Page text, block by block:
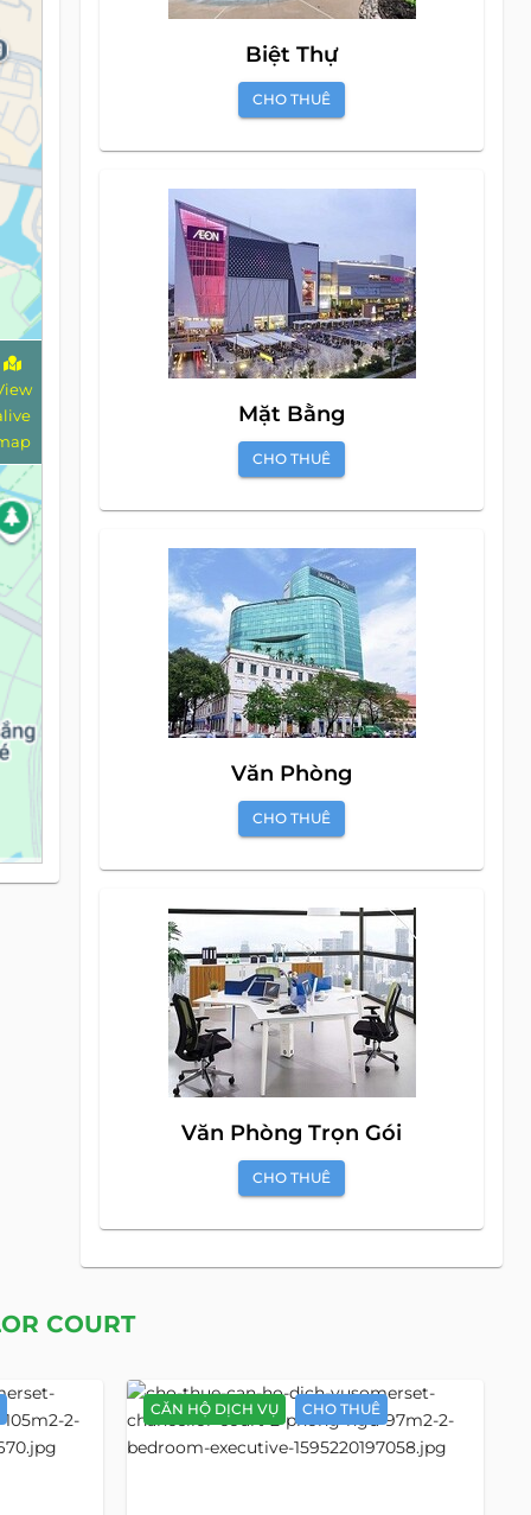
Biệt Thự
CHO THUÊ
Mặt Bằng
CHO THUÊ
Văn Phòng
CHO THUÊ
Văn Phòng Trọn Gói
CHO THUÊ
COURT
CĂN HỘ DỊCH VỤ CHO THUÊ